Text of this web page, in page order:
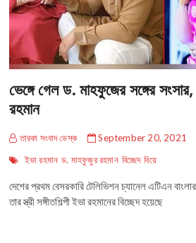
ভেঙ্গে গেল ড. মাহফুজের সঙ্গের
রহমান
তারকা সংবাদ ডেস্ক
September 20, 2021
ইভা রহমান ড. মাহফুজুর রহমান বিচ্ছেদ বিয়ে
দেশের প্রথম বেসরকারি টেলিভিশন চ্যানেল এটিএন
তার স্ত্রী সঙ্গীতশিল্পী ইভা রহমানের বিচ্ছেদ হয়েছে